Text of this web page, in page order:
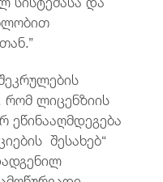
რომ ლიცენზიის
ეწინააღმდეგება
შესახებ“